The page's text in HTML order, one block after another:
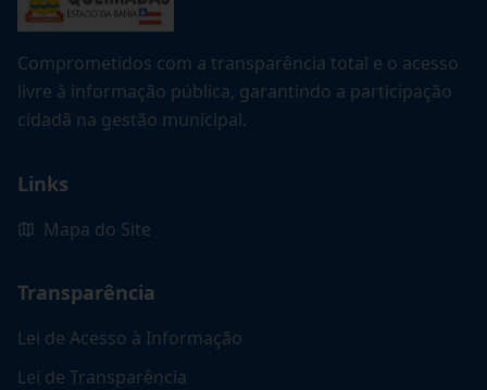
Comprometidos com a transparência total e o acesso
livre à informação pública, garantindo a participação
cidadã na gestão municipal.
Links
Mapa do Site
Transparência
Lei de Acesso à Informação
Lei de Transparência